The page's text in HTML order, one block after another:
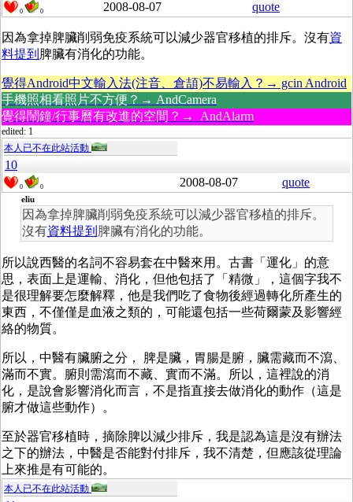
0 0 2008-08-07 quote
因為拿掉脾臟削弱免疫系統可以減少器官移植的排斥。沒有資
料提到 脾臟有消化的功能。
覺得Android中文輸入法(注音、倉頡)不易輸入？→ gcin Android
手機照相看照片不方便？→ AndCamera
覺得鬧鐘/行事曆有改進的空間？→ AndAlarm
edited: 1
本人已不在此站活動
10
0 0 2008-08-07 quote
eliu
因為拿掉脾臟削弱免疫系統可以減少器官移植的排斥。
沒有資料提到 脾臟有消化的功能。
所以說西醫的名詞不容易套在中醫來用。古書「運化」的意
思，表面上是運輸、消化，但他包括了「精微」，這個字我不
是很理解要怎麼解釋，他是我們吃了食物後經過轉化所產生的
東西，不僅僅是血液之類的，可能還包括一些荷爾蒙及影響經
絡的物質。
所以，中醫有臟腑之分， 脾是臟，胃腸是腑，臟需藏而不瀉、
滿而不實。腑則需瀉而不藏、實而不滿。所以，這裡說的消
化，是說會影響消化而言，不是指直接去做消化的動作（這是
腑才做這些動作）。
至於器官移植時，摘除脾以減少排斥，我是認為這是沒有辦法
之下的辦法，中醫是否能對付排斥，我不清楚，但應該從理論
上來推是有可能的。
本人已不在此站活動